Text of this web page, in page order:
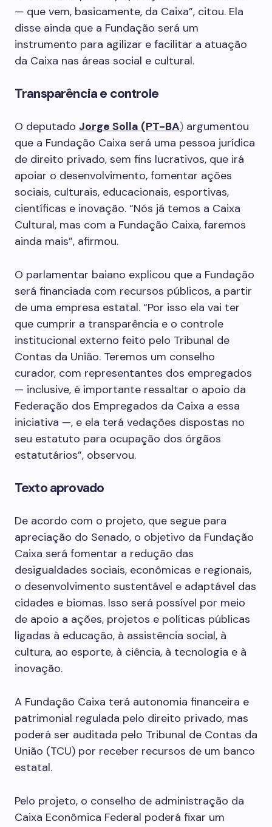
— que vem, basicamente, da Caixa”, citou. Ela
disse ainda que a Fundação será um
instrumento para agilizar e facilitar a atuação
da Caixa nas áreas social e cultural.
Transparência e controle
O deputado Jorge Solla (PT-BA) argumentou
que a Fundação Caixa será uma pessoa jurídica
de direito privado, sem fins lucrativos, que irá
apoiar o desenvolvimento, fomentar ações
sociais, culturais, educacionais, esportivas,
científicas e inovação. “Nós já temos a Caixa
Cultural, mas com a Fundação Caixa, faremos
ainda mais”, afirmou.
O parlamentar baiano explicou que a Fundação
será financiada com recursos públicos, a partir
de uma empresa estatal. “Por isso ela vai ter
que cumprir a transparência e o controle
institucional externo feito pelo Tribunal de
Contas da União. Teremos um conselho
curador, com representantes dos empregados
— inclusive, é importante ressaltar o apoio da
Federação dos Empregados da Caixa a essa
iniciativa —, e ela terá vedações dispostas no
seu estatuto para ocupação dos órgãos
estatutários”, observou.
Texto aprovado
De acordo com o projeto, que segue para
apreciação do Senado, o objetivo da Fundação
Caixa será fomentar a redução das
desigualdades sociais, econômicas e regionais,
o desenvolvimento sustentável e adaptável das
cidades e biomas. Isso será possível por meio
de apoio a ações, projetos e políticas públicas
ligadas à educação, à assistência social, à
cultura, ao esporte, à ciência, à tecnologia e à
inovação.
A Fundação Caixa terá autonomia financeira e
patrimonial regulada pelo direito privado, mas
poderá ser auditada pelo Tribunal de Contas da
União (TCU) por receber recursos de um banco
estatal.
Pelo projeto, o conselho de administração da
Caixa Econômica Federal poderá fixar um